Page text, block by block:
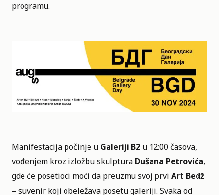
programu.
Manifestacija počinje u Galeriji B2 u 12:00 časova,
vođenjem kroz izložbu skulptura Dušana Petrovića,
gde će posetioci moći da preuzmu svoj prvi Art Bedž
– suvenir koji obeležava posetu galeriji. Svaka od